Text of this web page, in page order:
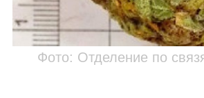
Фото: Отделение по